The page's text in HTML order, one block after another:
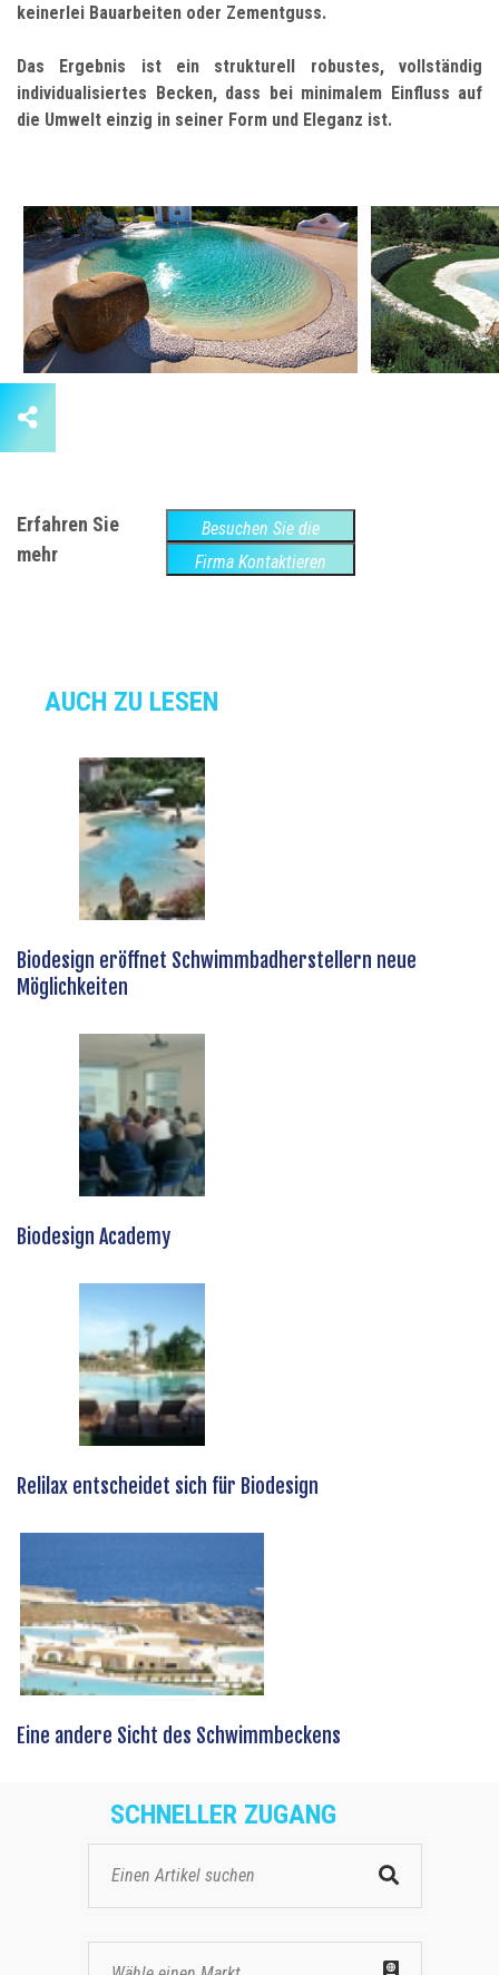
keinerlei Bauarbeiten oder Zementguss.
Das Ergebnis ist ein strukturell robustes, vollständig
individualisiertes Becken, dass bei minimalem Einfluss auf
die Umwelt einzig in seiner Form und Eleganz ist.
Erfahren Sie
mehr
Besuchen Sie die
Website
Firma Kontaktieren
AUCH ZU LESEN
Biodesign eröffnet Schwimmbadherstellern neue
Möglichkeiten
Biodesign Academy
Relilax entscheidet sich für Biodesign
Eine andere Sicht des Schwimmbeckens
SCHNELLER ZUGANG